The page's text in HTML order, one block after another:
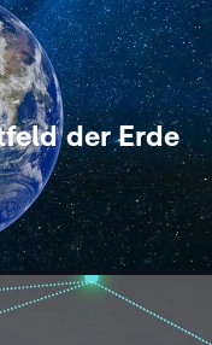
der Erde